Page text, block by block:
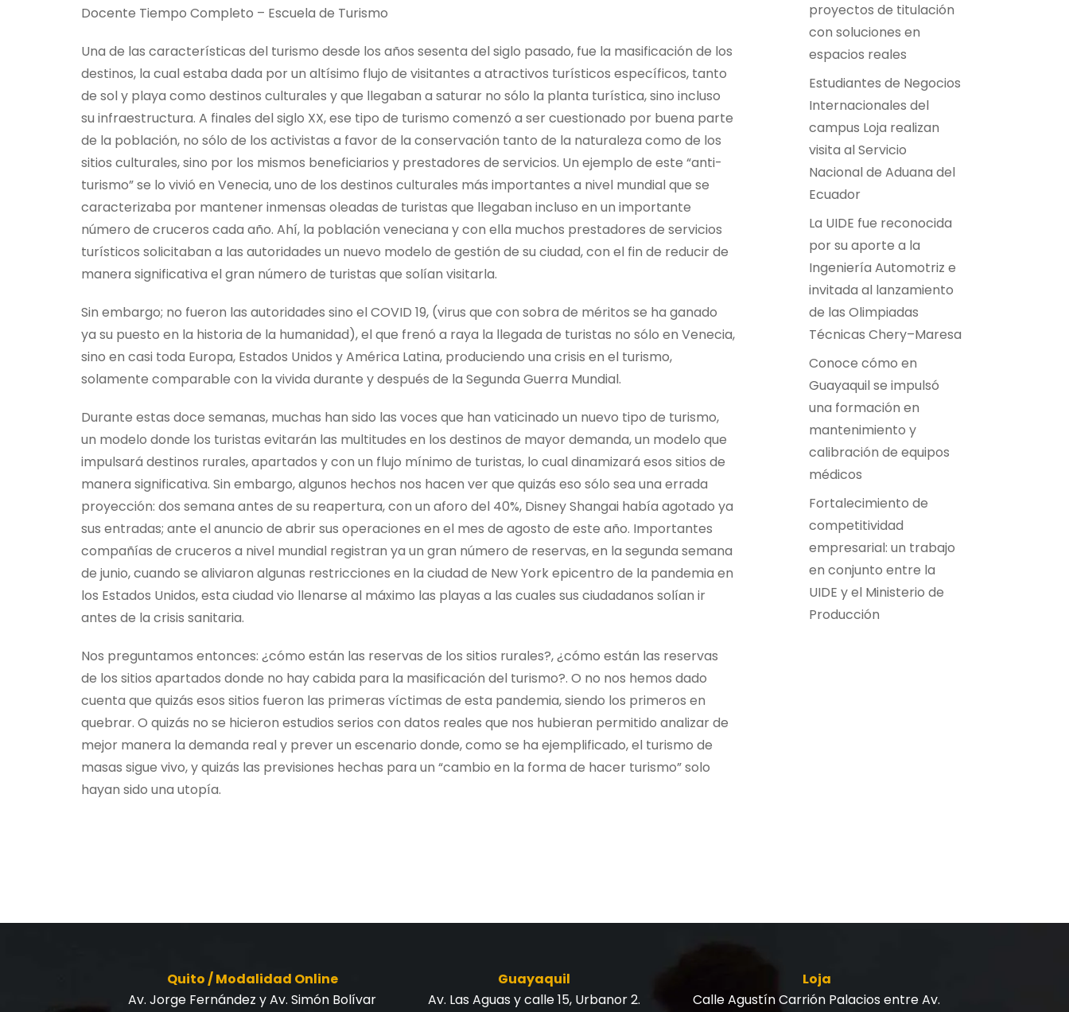
Docente Tiempo Completo – Escuela de Turismo
Una de las características del turismo desde los años sesenta del siglo pasado, fue la masificación de los
destinos, la cual estaba dada por un altísimo flujo de visitantes a atractivos turísticos específicos, tanto
de sol y playa como destinos culturales y que llegaban a saturar no sólo la planta turística, sino incluso
su infraestructura. A finales del siglo XX, ese tipo de turismo comenzó a ser cuestionado por buena parte
de la población, no sólo de los activistas a favor de la conservación tanto de la naturaleza como de los
sitios culturales, sino por los mismos beneficiarios y prestadores de servicios. Un ejemplo de este “anti-
turismo” se lo vivió en Venecia, uno de los destinos culturales más importantes a nivel mundial que se
caracterizaba por mantener inmensas oleadas de turistas que llegaban incluso en un importante
número de cruceros cada año. Ahí, la población veneciana y con ella muchos prestadores de servicios
turísticos solicitaban a las autoridades un nuevo modelo de gestión de su ciudad, con el fin de reducir de
manera significativa el gran número de turistas que solían visitarla.
Sin embargo; no fueron las autoridades sino el COVID 19, (virus que con sobra de méritos se ha ganado
ya su puesto en la historia de la humanidad), el que frenó a raya la llegada de turistas no sólo en Venecia,
sino en casi toda Europa, Estados Unidos y América Latina, produciendo una crisis en el turismo,
solamente comparable con la vivida durante y después de la Segunda Guerra Mundial.
Durante estas doce semanas, muchas han sido las voces que han vaticinado un nuevo tipo de turismo,
un modelo donde los turistas evitarán las multitudes en los destinos de mayor demanda, un modelo que
impulsará destinos rurales, apartados y con un flujo mínimo de turistas, lo cual dinamizará esos sitios de
manera significativa. Sin embargo, algunos hechos nos hacen ver que quizás eso sólo sea una errada
proyección: dos semana antes de su reapertura, con un aforo del 40%, Disney Shangai había agotado ya
sus entradas; ante el anuncio de abrir sus operaciones en el mes de agosto de este año. Importantes
compañías de cruceros a nivel mundial registran ya un gran número de reservas, en la segunda semana
de junio, cuando se aliviaron algunas restricciones en la ciudad de New York epicentro de la pandemia en
los Estados Unidos, esta ciudad vio llenarse al máximo las playas a las cuales sus ciudadanos solían ir
antes de la crisis sanitaria.
Nos preguntamos entonces: ¿cómo están las reservas de los sitios rurales?, ¿cómo están las reservas
de los sitios apartados donde no hay cabida para la masificación del turismo?. O no nos hemos dado
cuenta que quizás esos sitios fueron las primeras víctimas de esta pandemia, siendo los primeros en
quebrar. O quizás no se hicieron estudios serios con datos reales que nos hubieran permitido analizar de
mejor manera la demanda real y prever un escenario donde, como se ha ejemplificado, el turismo de
masas sigue vivo, y quizás las previsiones hechas para un “cambio en la forma de hacer turismo” solo
hayan sido una utopía.
proyectos de titulación
con soluciones en
espacios reales
Estudiantes de Negocios
Internacionales del
campus Loja realizan
visita al Servicio
Nacional de Aduana del
Ecuador
La UIDE fue reconocida
por su aporte a la
Ingeniería Automotriz e
invitada al lanzamiento
de las Olimpiadas
Técnicas Chery–Maresa
Conoce cómo en
Guayaquil se impulsó
una formación en
mantenimiento y
calibración de equipos
médicos
Fortalecimiento de
competitividad
empresarial: un trabajo
en conjunto entre la
UIDE y el Ministerio de
Producción
Quito / Modalidad Online
Av. Jorge Fernández y Av. Simón Bolívar
Guayaquil
Av. Las Aguas y calle 15, Urbanor 2.
Loja
Calle Agustín Carrión Palacios entre Av.